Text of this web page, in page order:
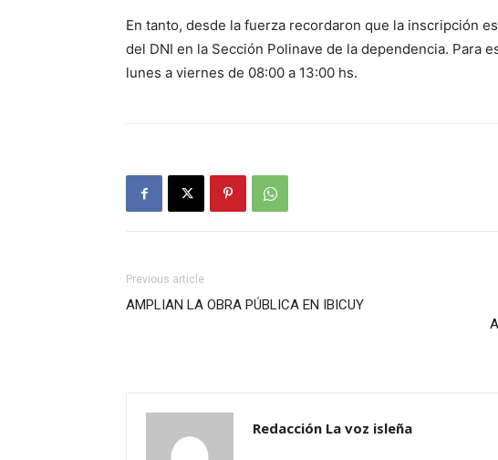
En tanto, desde la fuerza recordaron que la inscripción
del DNI en la Sección Polinave de la dependencia. Para
lunes a viernes de 08:00 a 13:00 hs.
Previous article
AMPLIAN LA OBRA PÚBLICA EN IBICUY
Redacción La voz isleña